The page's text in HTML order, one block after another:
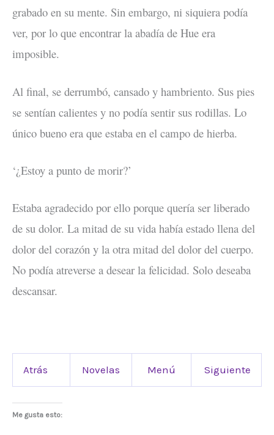
grabado en su mente. Sin embargo, ni siquiera podía
ver, por lo que encontrar la abadía de Hue era
imposible.
Al final, se derrumbó, cansado y hambriento. Sus pies
se sentían calientes y no podía sentir sus rodillas. Lo
único bueno era que estaba en el campo de hierba.
‘¿Estoy a punto de morir?’
Estaba agradecido por ello porque quería ser liberado
de su dolor. La mitad de su vida había estado llena del
dolor del corazón y la otra mitad del dolor del cuerpo.
No podía atreverse a desear la felicidad. Solo deseaba
descansar.
Atrás Novelas Menú Siguiente
Me gusta esto: